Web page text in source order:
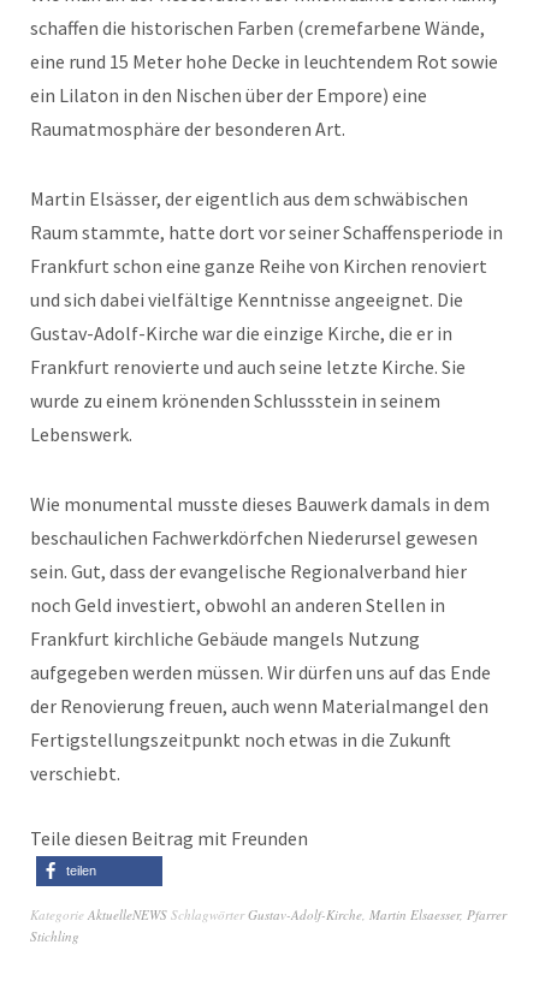
schaffen die historischen Farben (cremefarbene Wände,
eine rund 15 Meter hohe Decke in leuchtendem Rot sowie
ein Lilaton in den Nischen über der Empore) eine
Raumatmosphäre der besonderen Art.
Martin Elsässer, der eigentlich aus dem schwäbischen
Raum stammte, hatte dort vor seiner Schaffensperiode in
Frankfurt schon eine ganze Reihe von Kirchen renoviert
und sich dabei vielfältige Kenntnisse angeeignet. Die
Gustav-Adolf-Kirche war die einzige Kirche, die er in
Frankfurt renovierte und auch seine letzte Kirche. Sie
wurde zu einem krönenden Schlussstein in seinem
Lebenswerk.
Wie monumental musste dieses Bauwerk damals in dem
beschaulichen Fachwerkdörfchen Niederursel gewesen
sein. Gut, dass der evangelische Regionalverband hier
noch Geld investiert, obwohl an anderen Stellen in
Frankfurt kirchliche Gebäude mangels Nutzung
aufgegeben werden müssen. Wir dürfen uns auf das Ende
der Renovierung freuen, auch wenn Materialmangel den
Fertigstellungszeitpunkt noch etwas in die Zukunft
verschiebt.
Teile diesen Beitrag mit Freunden
teilen
Kategorie AktuelleNEWS SchlagwörterGustav-Adolf-Kirche, Martin Elsaesser, Pfarrer
Stichling